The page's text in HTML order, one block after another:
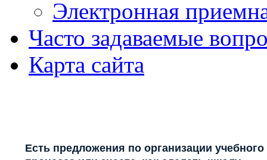
Электронная
Часто задаваемые
Карта сайта
Есть предложения по организации учебного